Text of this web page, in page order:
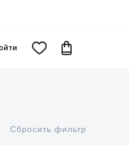
Сбросить фильтр